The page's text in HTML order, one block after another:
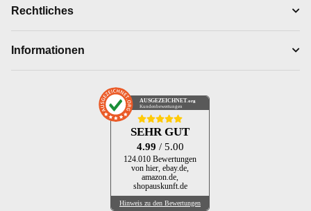
Rechtliches
Informationen
AUSGEZEICHNET .org
Kundenbewertungen
SEHR GUT
4.99 / 5.00
124.010 Bewertungen
von hier, ebay.de,
amazon.de,
shopauskunft.de
Hinweis zu den Bewertungen